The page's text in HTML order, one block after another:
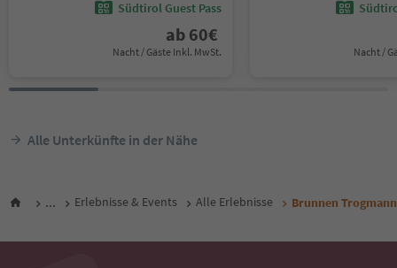
Südtirol Guest Pass
ab 60€
Nacht / Gäste Inkl. MwSt. Nacht /
Alle Unterkünfte in der Nähe
... Erlebnisse & Events Alle Erlebnisse Brunnen